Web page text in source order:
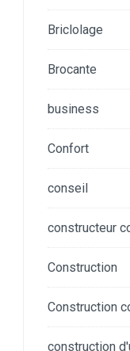
Briclolage
Brocante
business
Confort
conseil
constructeur
Construction
Construction
construction